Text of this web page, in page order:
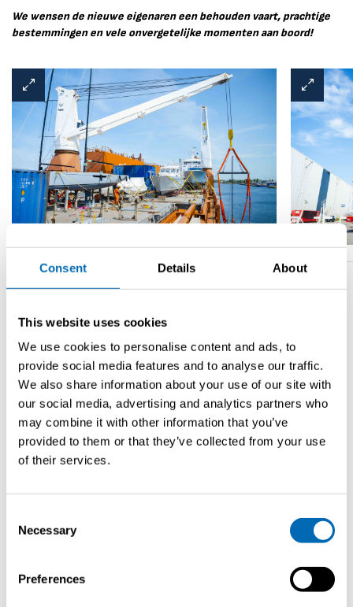
Consent Details About
This website uses cookies
We use cookies to personalise content and ads, to
provide social media features and to analyse our traffic.
We also share information about your use of our site with
our social media, advertising and analytics partners who
may combine it with other information that you’ve
provided to them or that they’ve collected from your use
of their services.
Selection
Necessary
Preferences
Brochure
aanvragen
We wensen de nieuwe eigenaren een behouden vaart, prachtige
bestemmingen en vele onvergetelijke momenten aan boord!
Terug naar overzicht
Vorig artikel